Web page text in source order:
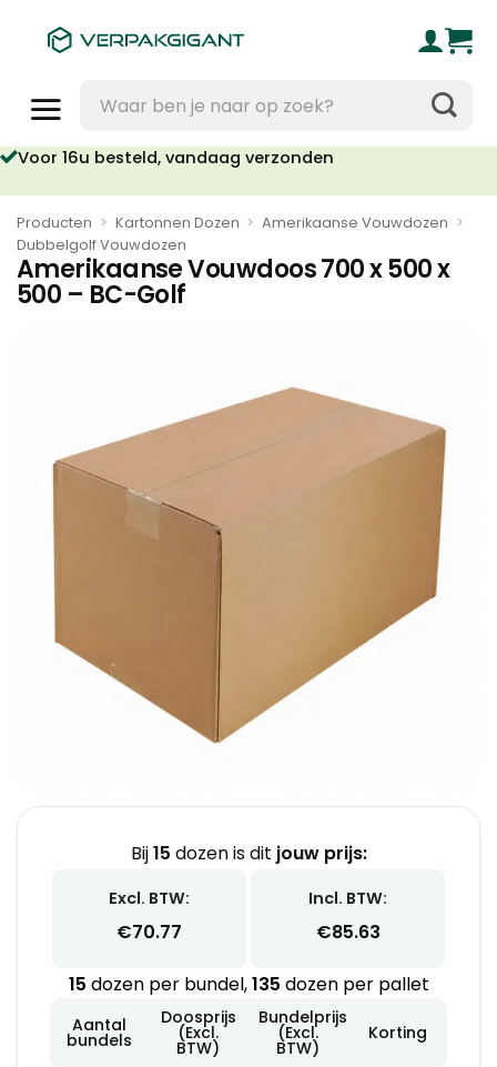
naar:
16u besteld, vandaag verzonden
Producten > Kartonnen Dozen > Amerikaanse Vouwdozen >
Dubbelgolf Vouwdozen
Amerikaanse Vouwdoos 700 x 500 x
500 – BC-Golf
Bij15 dozen is dit jouw prijs:
Excl. BTW:
€70.77
Incl. BTW:
€85.63
15 dozen per bundel,135 dozen per pallet
Aantal
bundels
Doosprijs
(Excl.
BTW)
Bundelprijs
(Excl.
BTW)
Korting